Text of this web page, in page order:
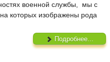
военной службы, мы с
которых изображены рода
Подробнее...